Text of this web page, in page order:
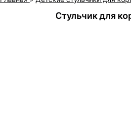
Стульчик для